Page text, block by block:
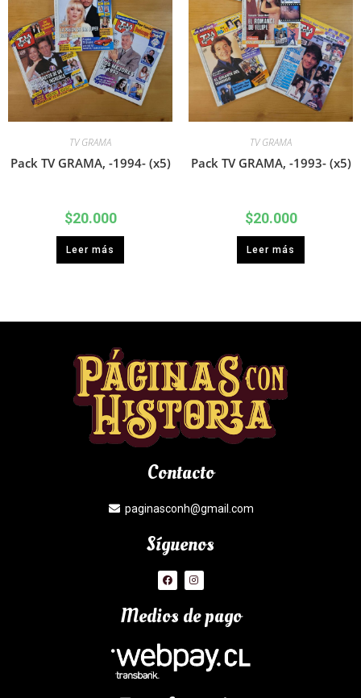
TV GRAMA
Pack TV GRAMA, -1994- (x5)
$20.000
Leer más
TV GRAMA
Pack TV GRAMA, -1993- (x5)
$20.000
Leer más
Contacto
paginasconh@gmail.com
Síguenos
Medios de pago